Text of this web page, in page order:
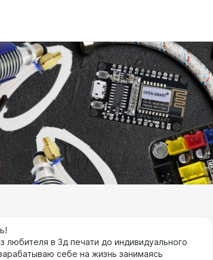
любителя в 3д печати до индивидуального
себе на жизнь занимаясь